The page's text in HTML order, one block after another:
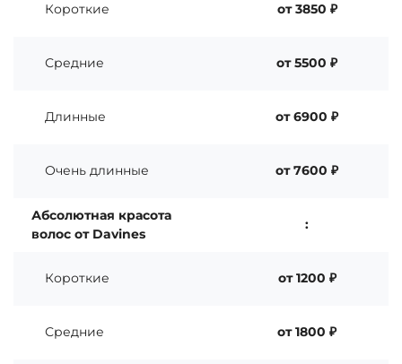
Короткие от 3850 ₽
Средние от 5500 ₽
Длинные от 6900 ₽
Очень длинные от 7600 ₽
Абсолютная красота
волос от Davines
:
Короткие от 1200 ₽
Средние от 1800 ₽